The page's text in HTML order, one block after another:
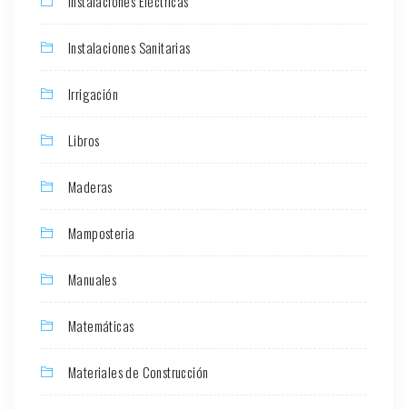
Instalaciones Sanitarias
Irrigación
Libros
Maderas
Mamposteria
Manuales
Matemáticas
Materiales de Construcción